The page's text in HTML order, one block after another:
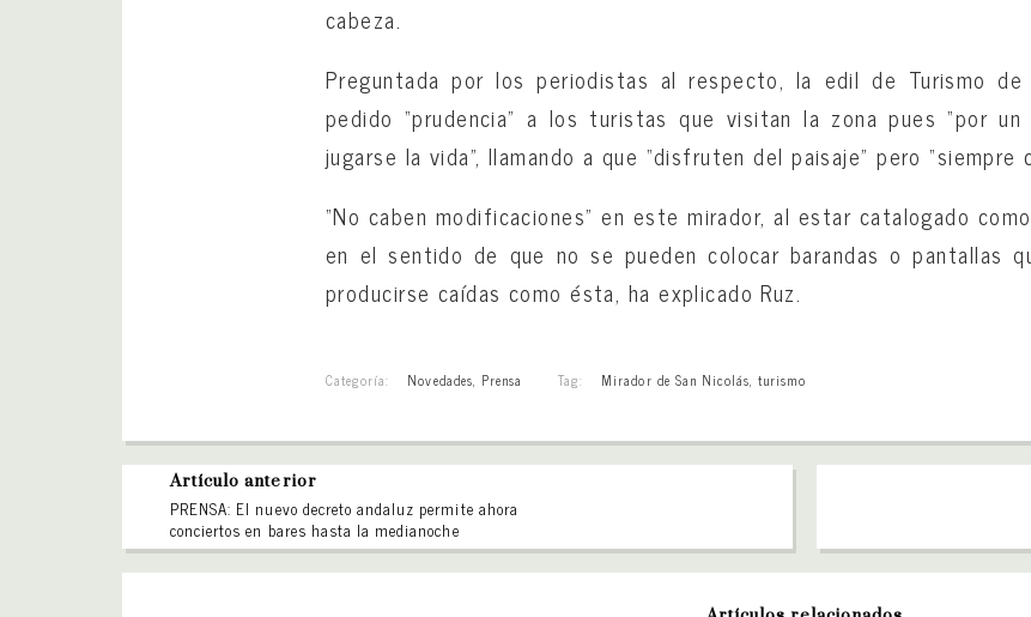
cabeza.
Preguntada por los periodistas al respecto, la edil de Turismo de
pedido “prudencia” a los turistas que visitan la zona pues “por
jugarse la vida”, llamando a que “disfruten del paisaje” pero “siempre
“No caben modificaciones” en este mirador, al estar catalogado
en el sentido de que no se pueden colocar barandas o pantallas
producirse caídas como ésta, ha explicado Ruz.
Categoría: Novedades, Prensa Tag: Mirador de San Nicolás,turismo
Artículo anterior
PRENSA: El nuevo decreto andaluz permite ahora
conciertos en bares hasta la medianoche